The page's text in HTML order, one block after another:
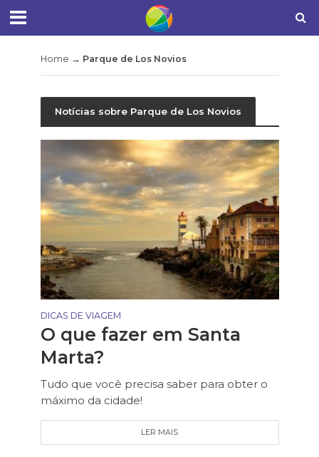
Home → Parque de Los Novios
Notícias sobre Parque de Los Novios
DICAS DE VIAGEM
O que fazer em Santa
Marta?
Tudo que você precisa saber para obter o
máximo da cidade!
LER MAIS